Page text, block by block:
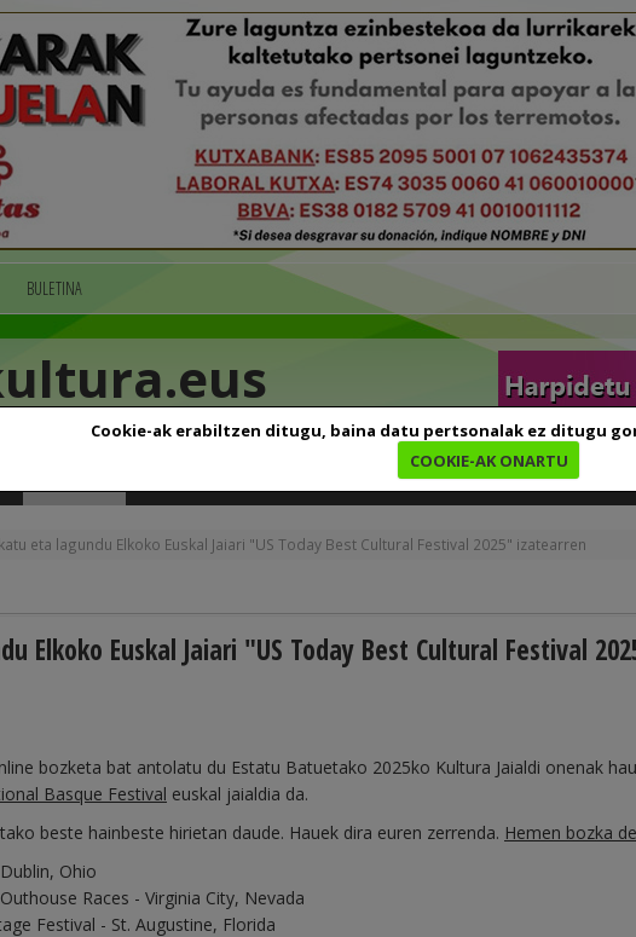
Cookie-ak erabiltzen ditugu, baina datu pertsonalak ez ditugu
COOKIE-AK ONARTU
BULETINA
Euskara ikasten
eta lagundu Elkoko Euskal Jaiari "US Today Best Cultural Festival 2025" izatearren
Elkoko Euskal Jaiari "US Today Best Cultural Festival
bozketa bat antolatu du Estatu Batuetako 2025ko Kultura Jaialdi onenak
Basque Festival euskal jaialdia da.
beste hainbeste hirietan daude. Hauek dira euren zerrenda. Hemen bozka
Ohio
Races - Virginia City, Nevada
Festival - St. Augustine, Florida